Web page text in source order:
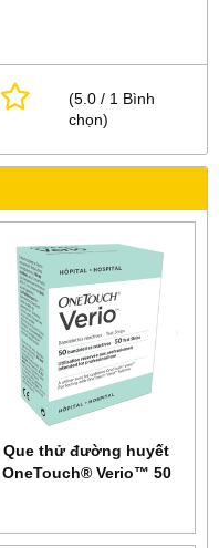
(5.0 / 1 Bình
chọn)
Que thử đường huyết
OneTouch® Verio™ 50